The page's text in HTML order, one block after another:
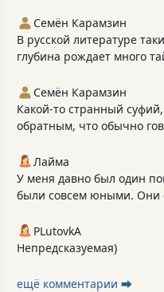
Семён Карамзин
В русской литературе
глубина рождает много
Семён Карамзин
Какой-то странный
обратным, что обычно
Лайма
У меня давно был один
были совсем юными. Они
PLutоvkА
Непредсказуемая)
ещё комментарии ⮕